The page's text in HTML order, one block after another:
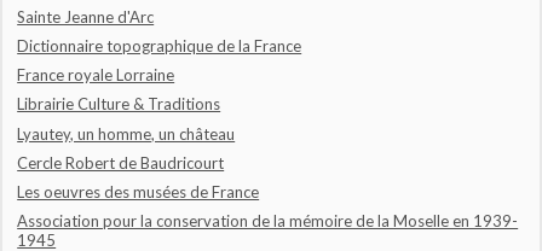
Sainte Jeanne d'Arc
Dictionnaire topographique de la France
France royale Lorraine
Librairie Culture & Traditions
Lyautey, un homme, un château
Cercle Robert de Baudricourt
Les oeuvres des musées de France
Association pour la conservation de la mémoire de la Moselle en 1939-
1945